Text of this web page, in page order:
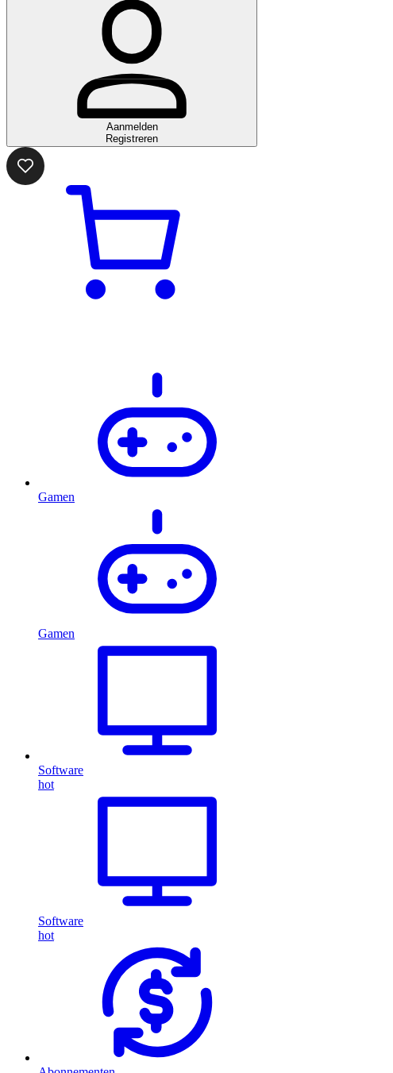
Aanmelden
Registreren
Gamen
Gamen
Software
hot
Software
hot